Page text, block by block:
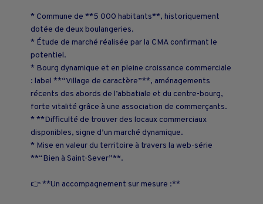
* Commune de **5 000 habitants**, historiquement
dotée de deux boulangeries.
* Étude de marché réalisée par la CMA confirmant le
potentiel.
* Bourg dynamique et en pleine croissance commerciale
: label **“Village de caractère”**, aménagements
récents des abords de l’abbatiale et du centre-bourg,
forte vitalité grâce à une association de commerçants.
* **Difficulté de trouver des locaux commerciaux
disponibles, signe d’un marché dynamique.
* Mise en valeur du territoire à travers la web-série
**“Bien à Saint-Sever”**.
👉 **Un accompagnement sur mesure :**